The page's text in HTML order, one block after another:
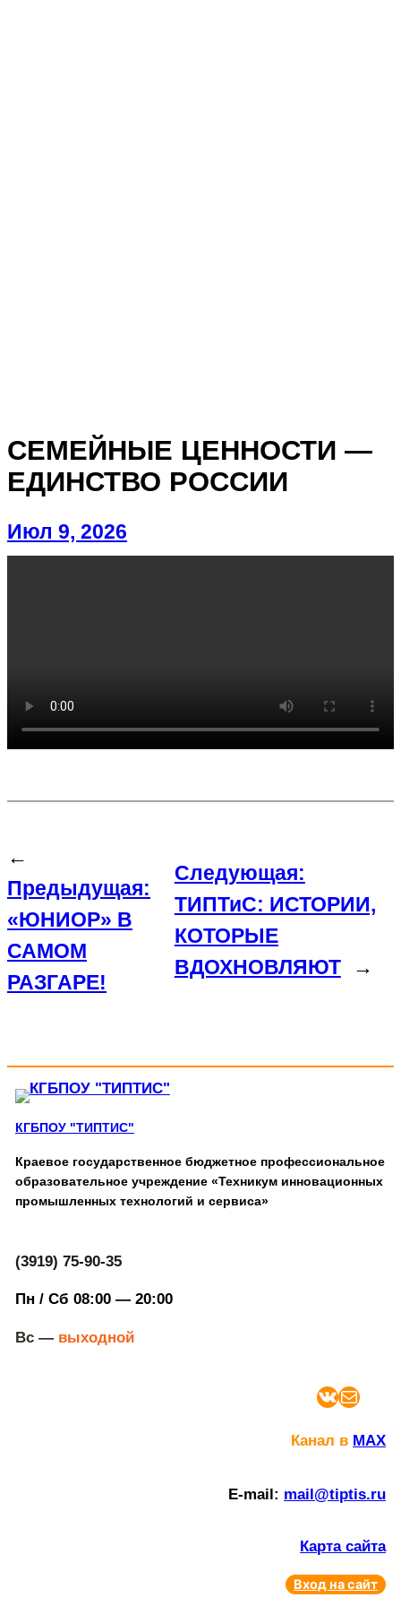
СЕМЕЙНЫЕ ЦЕННОСТИ —
ЕДИНСТВО РОССИИ
Июл 9, 2026
←
Предыдущая:
«ЮНИОР» В
САМОМ
РАЗГАРЕ!
Следующая:
ТИПТиС: ИСТОРИИ,
КОТОРЫЕ
ВДОХНОВЛЯЮТ
→
КГБПОУ "ТИПТИС"
Краевое государственное бюджетное профессиональное
образовательное учреждение «Техникум инновационных
промышленных технологий и сервиса»
(3919) 75-90-35
Пн / Сб 08:00 — 20:00
Вс —выходной
ВКонтакте Почта
Канал в MAX
E-mail: mail@tiptis.ru
Карта сайта
Вход на сайт